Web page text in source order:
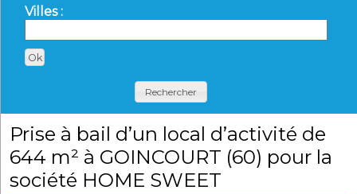
Villes :
Rechercher
Prise à bail d’un local d’activité de
644 m² à GOINCOURT (60) pour la
société HOME SWEET